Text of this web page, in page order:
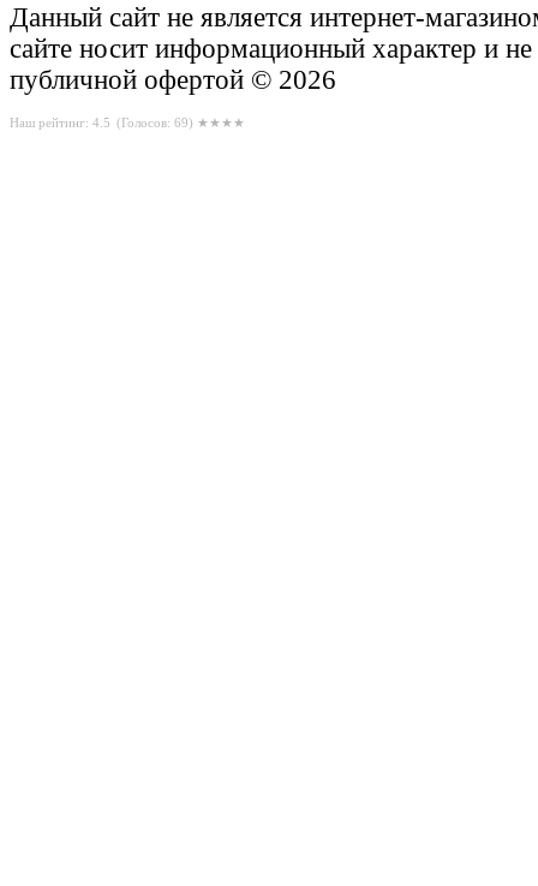
Данный сайт не является интернет-
сайте носит информационный характер и не
публичной офертой © 2026
Наш рейтинг: 4.5 (Голосов: 69) ★★★★